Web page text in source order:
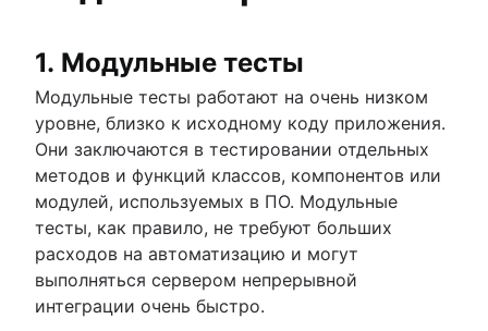
1. Модульные тесты
Модульные тесты работают на очень низком
уровне, близко к исходному коду приложения.
Они заключаются в тестировании отдельных
методов и функций классов, компонентов или
модулей, используемых в ПО. Модульные
тесты, как правило, не требуют больших
расходов на автоматизацию и могут
выполняться сервером непрерывной
интеграции очень быстро.